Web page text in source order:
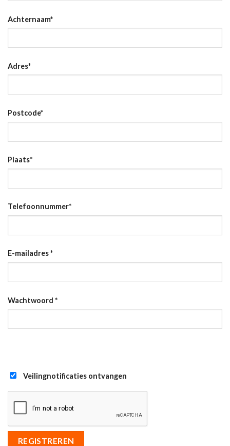
Achternaam*
Adres*
Postcode*
Plaats*
Telefoonnummer*
E-mailadres*
Wachtwoord *
Veilingnotificaties ontvangen
REGISTREREN